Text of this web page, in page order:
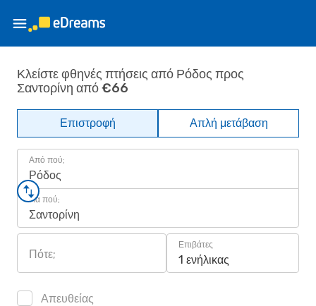
Κλείστε φθηνές πτήσεις από Ρόδος προς
Σαντορίνη από €66
Επιστροφή Απλή μετάβαση
Από πού;
Ρόδος
Για πού;
Σαντορίνη
Πότε;
Επιβάτες
1 ενήλικας
Απευθείας